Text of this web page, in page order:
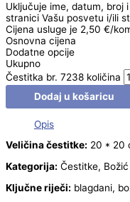
Uključuje ime, datum, broj
stranici Vašu posvetu i/ili
Cijena usluge je 2,50 €/
Osnovna cijena
Dodatne opcije
Ukupno
Čestitka br. 7238 količina
Dodaj u košaricu
Opis
Veličina čestitke: 20 * 20
Kategorija: Čestitke, Božić
Ključne riječi: blagdani,